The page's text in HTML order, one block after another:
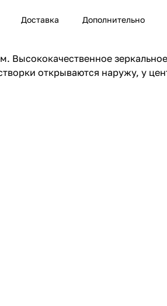
Доставка Дополнительно
открываются наружу, у